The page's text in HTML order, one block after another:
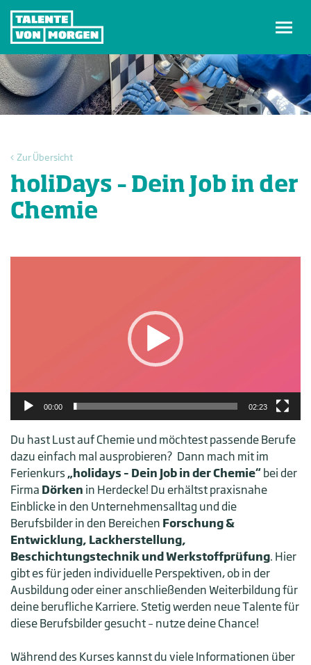
Zum
Inhalt
springen
Zur Übersicht
holiDays – Dein Job in der
Chemie
00:00 02:23
Du hast Lust auf Chemie und möchtest passende Berufe
dazu einfach mal ausprobieren? Dann mach mit im
Ferienkurs „holidays – Dein Job in der Chemie“ bei der
Firma Dörken in Herdecke! Du erhältst praxisnahe
Einblicke in den Unternehmensalltag und die
Berufsbilder in den Bereichen Forschung &
Entwicklung, Lackherstellung,
Beschichtungstechnik und Werkstoffprüfung. Hier
gibt es für jeden individuelle Perspektiven, ob in der
Ausbildung oder einer anschließenden Weiterbildung für
deine berufliche Karriere. Stetig werden neue Talente für
diese Berufsbilder gesucht – nutze deine Chance!
Während des Kurses kannst du viele Informationen über